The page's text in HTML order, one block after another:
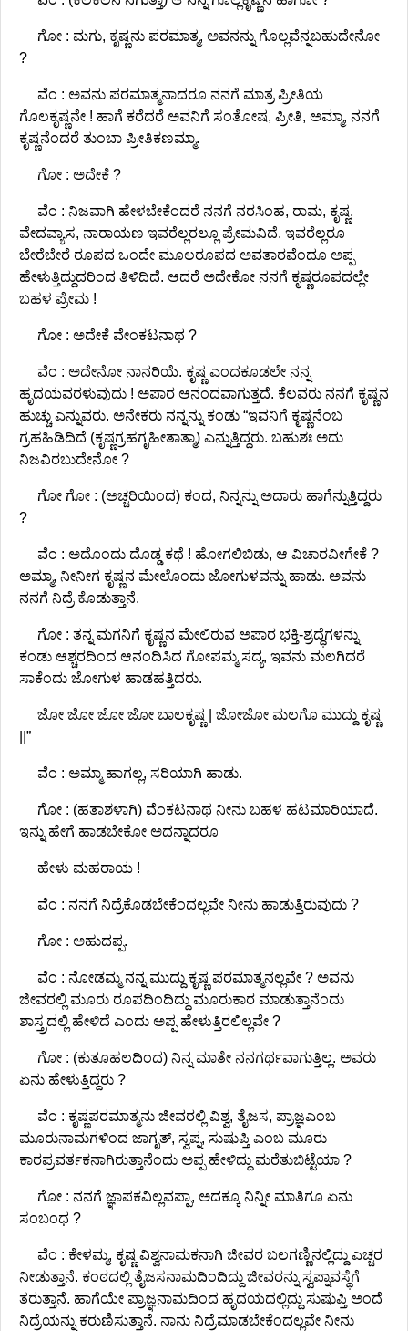
ಗೋ : ಮಗು, ಕೃಷ್ಣನು ಪರಮಾತ್ಮ, ಅವನನ್ನು ಗೊಲ್ಲವೆನ್ನಬಹುದೇನೋ
?
ವೆಂ : ಅವನು ಪರಮಾತ್ಮನಾದರೂ ನನಗೆ ಮಾತ್ರ ಪ್ರೀತಿಯ
ಗೊಲಕೃಷ್ಣನೇ ! ಹಾಗೆ ಕರೆದರೆ ಅವನಿಗೆ ಸಂತೋಷ, ಪ್ರೀತಿ, ಅಮ್ಮಾ, ನನಗೆ
ಕೃಷ್ಣನೆಂದರೆ ತುಂಬಾ ಪ್ರೀತಿಕಣಮ್ಮಾ.
ಗೋ : ಅದೇಕೆ ?
ವೆಂ : ನಿಜವಾಗಿ ಹೇಳಬೇಕೆಂದರೆ ನನಗೆ ನರಸಿಂಹ, ರಾಮ, ಕೃಷ್ಣ,
ವೇದವ್ಯಾಸ, ನಾರಾಯಣ ಇವರೆಲ್ಲರಲ್ಲೂ ಪ್ರೇಮವಿದೆ. ಇವರೆಲ್ಲರೂ
ಬೇರೆಬೇರೆ ರೂಪದ ಒಂದೇ ಮೂಲರೂಪದ ಅವತಾರವೆಂದೂ ಅಪ್ಪ
ಹೇಳುತ್ತಿದ್ದುದರಿಂದ ತಿಳಿದಿದೆ. ಆದರೆ ಅದೇಕೋ ನನಗೆ ಕೃಷ್ಣರೂಪದಲ್ಲೇ
ಬಹಳ ಪ್ರೇಮ !
ಗೋ : ಅದೇಕೆ ವೇಂಕಟನಾಥ ?
ವೆಂ : ಅದೇನೋ ನಾನರಿಯೆ. ಕೃಷ್ಣ ಎಂದಕೂಡಲೇ ನನ್ನ
ಹೃದಯವರಳುವುದು ! ಅಪಾರ ಆನಂದವಾಗುತ್ತದೆ. ಕೆಲವರು ನನಗೆ ಕೃಷ್ಣನ
ಹುಚ್ಚು ಎನ್ನುವರು. ಅನೇಕರು ನನ್ನನ್ನು ಕಂಡು “ಇವನಿಗೆ ಕೃಷ್ಣನೆಂಬ
ಗ್ರಹಹಿಡಿದಿದೆ (ಕೃಷ್ಣಗ್ರಹಗೃಹೀತಾತ್ಮಾ) ಎನ್ನುತ್ತಿದ್ದರು. ಬಹುಶಃ ಅದು
ನಿಜವಿರಬುದೇನೋ ?
ಗೋ ಗೋ : (ಅಚ್ಚರಿಯಿಂದ) ಕಂದ, ನಿನ್ನನ್ನು ಅದಾರು ಹಾಗೆನ್ನುತ್ತಿದ್ದರು
?
ವೆಂ : ಅದೊಂದು ದೊಡ್ಡ ಕಥೆ ! ಹೋಗಲಿಬಿಡು, ಆ ವಿಚಾರವೀಗೇಕೆ ?
ಅಮ್ಮಾ, ನೀನೀಗ ಕೃಷ್ಣನ ಮೇಲೊಂದು ಜೋಗುಳವನ್ನು ಹಾಡು. ಅವನು
ನನಗೆ ನಿದ್ರೆ ಕೊಡುತ್ತಾನೆ.
ಗೋ : ತನ್ನ ಮಗನಿಗೆ ಕೃಷ್ಣನ ಮೇಲಿರುವ ಅಪಾರ ಭಕ್ತಿ-ಶ್ರದ್ಧೆಗಳನ್ನು
ಕಂಡು ಆಶ್ಚರದಿಂದ ಆನಂದಿಸಿದ ಗೋಪಮ್ಮ ಸದ್ಯ, ಇವನು ಮಲಗಿದರೆ
ಸಾಕೆಂದು ಜೋಗುಳ ಹಾಡಹತ್ತಿದರು.
ಜೋ ಜೋ ಜೋ ಜೋ ಬಾಲಕೃಷ್ಣ | ಜೋಜೋ ಮಲಗೊ ಮುದ್ದು ಕೃಷ್ಣ
||”
ವೆಂ : ಅಮ್ಮಾ ಹಾಗಲ್ಲ, ಸರಿಯಾಗಿ ಹಾಡು.
ಗೋ : (ಹತಾಶಳಾಗಿ) ವೆಂಕಟನಾಥ ನೀನು ಬಹಳ ಹಟಮಾರಿಯಾದೆ.
ಇನ್ನು ಹೇಗೆ ಹಾಡಬೇಕೋ ಅದನ್ನಾದರೂ
ಹೇಳು ಮಹರಾಯ !
ವೆಂ : ನನಗೆ ನಿದ್ರೆಕೊಡಬೇಕೆಂದಲ್ಲವೇ ನೀನು ಹಾಡುತ್ತಿರುವುದು ?
ಗೋ : ಅಹುದಪ್ಪ.
ವೆಂ : ನೋಡಮ್ಮ ನನ್ನ ಮುದ್ದು ಕೃಷ್ಣ ಪರಮಾತ್ಮನಲ್ಲವೇ ? ಅವನು
ಜೀವರಲ್ಲಿ ಮೂರು ರೂಪದಿಂದಿದ್ದು ಮೂರುಕಾರ ಮಾಡುತ್ತಾನೆಂದು
ಶಾಸ್ತ್ರದಲ್ಲಿ ಹೇಳಿದೆ ಎಂದು ಅಪ್ಪ ಹೇಳುತ್ತಿರಲಿಲ್ಲವೇ ?
ಗೋ : (ಕುತೂಹಲದಿಂದ) ನಿನ್ನ ಮಾತೇ ನನಗರ್ಥವಾಗುತ್ತಿಲ್ಲ. ಅವರು
ಏನು ಹೇಳುತ್ತಿದ್ದರು ?
ವೆಂ : ಕೃಷ್ಣಪರಮಾತ್ಮನು ಜೀವರಲ್ಲಿ ವಿಶ್ವ, ತೈಜಸ, ಪ್ರಾಜ್ಞಎಂಬ
ಮೂರುನಾಮಗಳಿಂದ ಜಾಗೃತ್‌, ಸ್ವಪ್ನ, ಸುಷುಪ್ತಿ ಎಂಬ ಮೂರು
ಕಾರಪ್ರವರ್ತಕನಾಗಿರುತ್ತಾನೆಂದು ಅಪ್ಪ ಹೇಳಿದ್ದು ಮರೆತುಬಿಟ್ಟೆಯಾ ?
ಗೋ : ನನಗೆ ಜ್ಞಾಪಕವಿಲ್ಲವಪ್ಪಾ, ಅದಕ್ಕೂ ನಿನ್ನೀ ಮಾತಿಗೂ ಏನು
ಸಂಬಂಧ ?
ವೆಂ : ಕೇಳಮ್ಮ, ಕೃಷ್ಣ ವಿಶ್ವನಾಮಕನಾಗಿ ಜೀವರ ಬಲಗಣ್ಣಿನಲ್ಲಿದ್ದು ಎಚ್ಚರ
ನೀಡುತ್ತಾನೆ. ಕಂಠದಲ್ಲಿ ತೈಜಸನಾಮದಿಂದಿದ್ದು ಜೀವರನ್ನು ಸ್ವಪ್ನಾವಸ್ಥೆಗೆ
ತರುತ್ತಾನೆ. ಹಾಗೆಯೇ ಪ್ರಾಜ್ಞನಾಮದಿಂದ ಹೃದಯದಲ್ಲಿದ್ದು ಸುಷುಪ್ತಿ ಅಂದೆ
ನಿದ್ರೆಯನ್ನು ಕರುಣಿಸುತ್ತಾನೆ. ನಾನು ನಿದ್ರೆಮಾಡಬೇಕೆಂದಲ್ಲವೇ ನೀನು